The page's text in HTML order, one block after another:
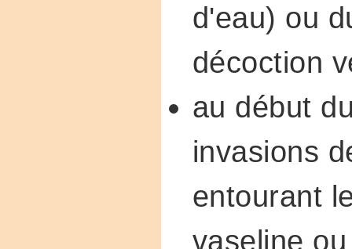
d'eau) ou
décoction
au début
invasions
entourant
vaseline